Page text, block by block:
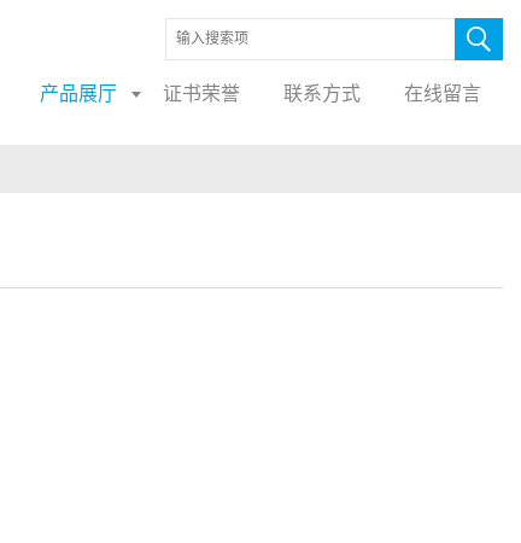
产品展厅 证书荣誉 联系方式 在线留言